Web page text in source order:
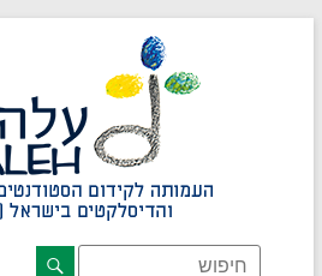
דלג לתוכן רצוי/Skip to content